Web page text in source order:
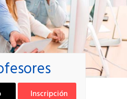
Inscripción